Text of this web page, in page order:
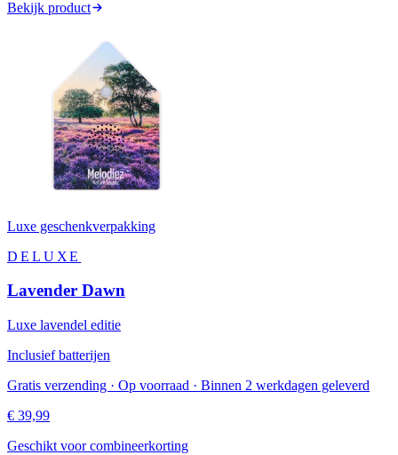
Bekijk product
Luxe geschenkverpakking
DELUXE
Lavender Dawn
Luxe lavendel editie
Inclusief batterijen
Gratis verzending · Op voorraad · Binnen 2 werkdagen geleverd
€ 39,99
Geschikt voor combineerkorting